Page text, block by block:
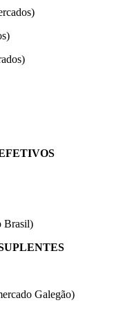
Brasil)
Galegão)